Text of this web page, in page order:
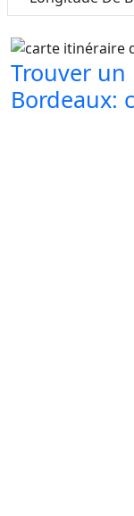
Trouver un
Bordeaux: